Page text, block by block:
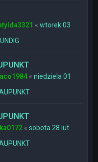
«wtorek 03
«niedziela 01
«sobota 28 lut